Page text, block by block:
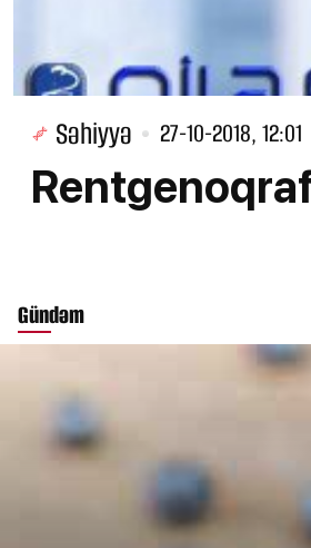
Səhiyyə 27-10-2018, 12:01
Gündəm